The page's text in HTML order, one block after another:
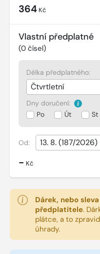
364 Kč
Vlastní předplatné
(0 čísel)
Délka předplatného:
Dny doručení:
Po
Út St
Od:
- Kč
Dárek, nebo
předplatitele.
plátce, a to
úhrady.